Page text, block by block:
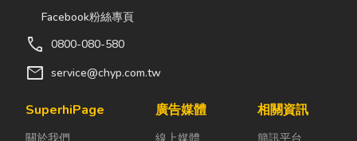
情味與飲食文
庭聚餐、朋友
聚會、公司聚
團體用餐，都
換來員工抱怨
辦公室空間設
（如
Facebook粉絲專頁
call 0800-080-580
mail service@chyp.com.tw
SuperhiPage
關於我們
廣告媒體
線上媒體
相關資訊
簡訊平台